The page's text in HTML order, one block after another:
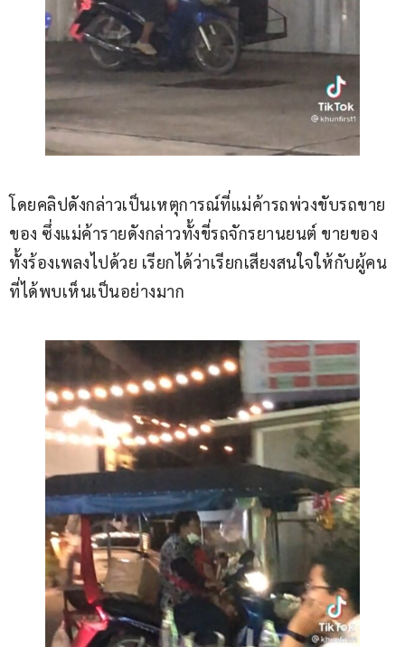
โดยคลิปดังกล่าวเป็นเหตุการณ์ที่แม่ค้ารถพ่วงขับรถขาย
ของ ซึ่งแม่ค้ารายดังกล่าวทั้งขี่รถจักรยานยนต์ ขายของ
ทั้งร้องเพลงไปด้วย เรียกได้ว่าเรียกเสียงสนใจให้กับผู้คน
ที่ได้พบเห็นเป็นอย่างมาก